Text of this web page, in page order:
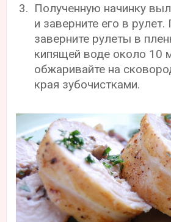
Полученную начинку
и заверните его в рулет.
заверните рулеты в
кипящей воде около 10
обжаривайте на
края зубочистками.